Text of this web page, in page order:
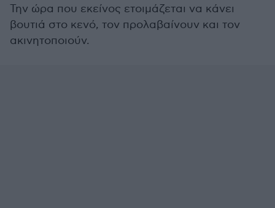
Την ώρα που εκείνος ετοιμάζεται να κάνει
βουτιά στο κενό, τον προλαβαίνουν και τον
ακινητοποιούν.